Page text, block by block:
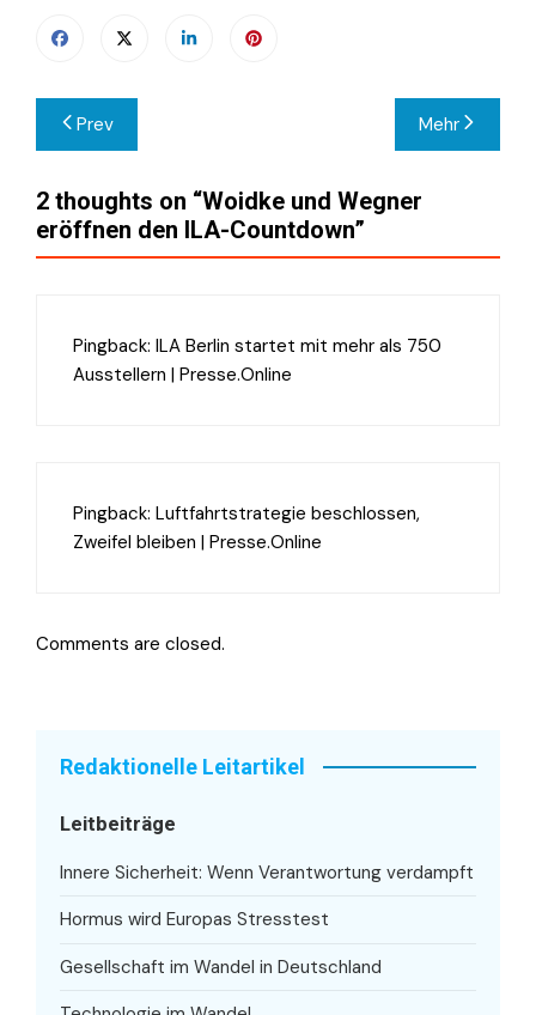
Beitragsnavigation
Prev Mehr
2 thoughts on “Woidke und Wegner
eröffnen den ILA-Countdown”
Pingback: ILA Berlin startet mit mehr als 750
Ausstellern | Presse.Online
Pingback: Luftfahrtstrategie beschlossen,
Zweifel bleiben | Presse.Online
Comments are closed.
Redaktionelle Leitartikel
Leitbeiträge
Innere Sicherheit: Wenn Verantwortung verdampft
Hormus wird Europas Stresstest
Gesellschaft im Wandel in Deutschland